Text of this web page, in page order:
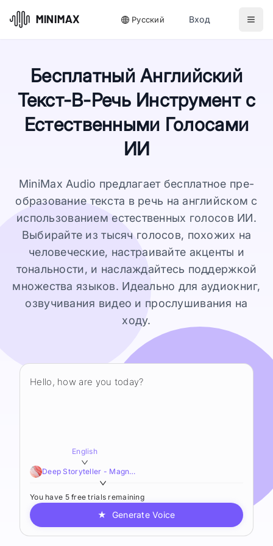
Русский Вход
Бесплатный Английский
Текст-В-Речь Инструмент с
Естественными Голосами
ИИ
MiniMax Audio предлагает бесплатное пре-
образование текста в речь на английском с
использованием естественных голосов ИИ.
Выбирайте из тысяч голосов, похожих на
человеческие, настраивайте акценты и
тональности, и наслаждайтесь поддержкой
множества языков. Идеально для аудиокниг,
озвучивания видео и прослушивания на
ходу.
English
Deep Storyteller - Magnetic,Smooth,Sophisticated
You have 5 free trials remaining
★ Generate Voice